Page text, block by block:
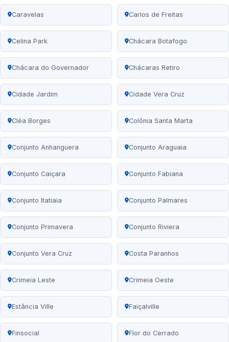
Caravelas Carlos de Freitas
Celina Park Chácara Botafogo
Chácara do Governador Chácaras Retiro
Cidade Jardim Cidade Vera Cruz
Cléa Borges Colônia Santa Marta
Conjunto Anhanguera Conjunto Araguaia
Conjunto Caiçara Conjunto Fabiana
Conjunto Itatiaia Conjunto Palmares
Conjunto Primavera Conjunto Riviera
Conjunto Vera Cruz Costa Paranhos
Crimeia Leste Crimeia Oeste
Estância Ville Faiçalville
Finsocial Flor do Cerrado